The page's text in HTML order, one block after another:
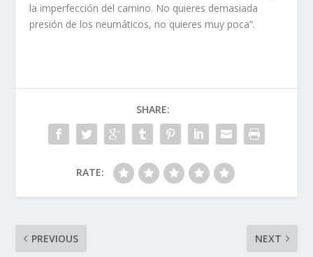
la imperfección del camino. No quieres demasiada
presión de los neumáticos, no quieres muy poca”.
SHARE:
RATE:
PREVIOUS NEXT